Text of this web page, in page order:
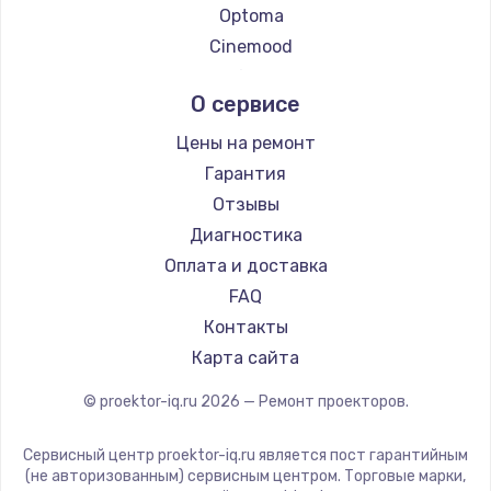
Заказать
790 руб.
Заказать
Замена динамика
Заказать
Замена корпуса
890 руб.
890 руб.
Optoma
Cinemood
Barco
Xgimi
Canon
JVC
Casio
Hiper
HITACHI
Panasonic
Hisense
О сервисе
Цены на ремонт
Гарантия
Отзывы
Диагностика
Оплата и доставка
FAQ
Контакты
Карта сайта
© proektor-iq.ru 2026 — Ремонт проекторов.
Сервисный центр proektor-iq.ru является пост гарантийным
(не авторизованным) сервисным центром. Торговые марки,